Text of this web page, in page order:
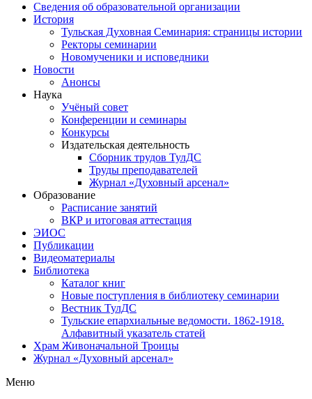
Сведения об образовательной организации
История
Тульская Духовная Семинария: страницы истории
Ректоры семинарии
Новомученики и исповедники
Новости
Анонсы
Наука
Учёный совет
Конференции и семинары
Конкурсы
Издательская деятельность
Сборник трудов ТулДС
Труды преподавателей
Журнал «Духовный арсенал»
Образование
Расписание занятий
ВКР и итоговая аттестация
ЭИОС
Публикации
Видеоматериалы
Библиотека
Каталог книг
Новые поступления в библиотеку семинарии
Вестник ТулДС
Тульские епархиальные ведомости. 1862-1918.
Алфавитный указатель статей
Храм Живоначальной Троицы
Журнал «Духовный арсенал»
Меню